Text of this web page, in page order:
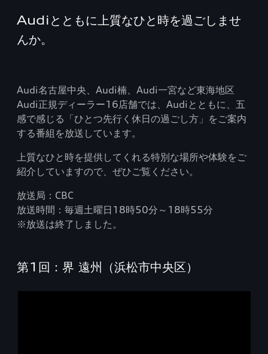
Audiとともに上質なひと時を過ごしませ
んか。
Audi名古屋中央、Audi楠、Audi一宮など東海地区
Audi正規ディーラー16店舗では、Audiとともに、五
感で感じる「ひとつ先行く休日の過ごし方」をご案内
する番組を放送しています。
上質なひと時を提供してくれる特別な場所や体験をご
紹介していますので、ぜひご覧ください。
放送局：CBC
放送時間：毎週土曜日18時50分～18時55分
※放送は終了しました。
第1回：界 遠州（浜松市中央区）